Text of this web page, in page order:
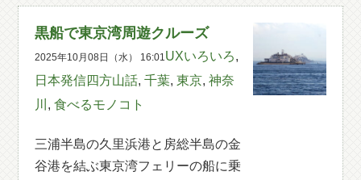
黒船で東京湾周遊クルーズ
2025年10月08日（水） 16:01UXいろいろ,
日本発信四方山話,千葉,東京,神奈
川 ,食べるモノコト
三浦半島の久里浜港と房総半島の金
谷港を結ぶ東京湾フェリーの船に乗